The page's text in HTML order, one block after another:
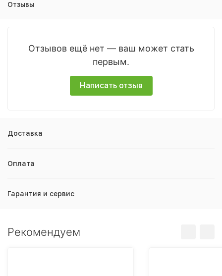
Отзывы
Отзывов ещё нет — ваш может стать
первым.
Написать отзыв
Доставка
Оплата
Гарантия и сервис
Рекомендуем